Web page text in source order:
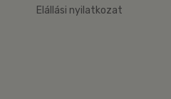
Elállási nyilatkozat